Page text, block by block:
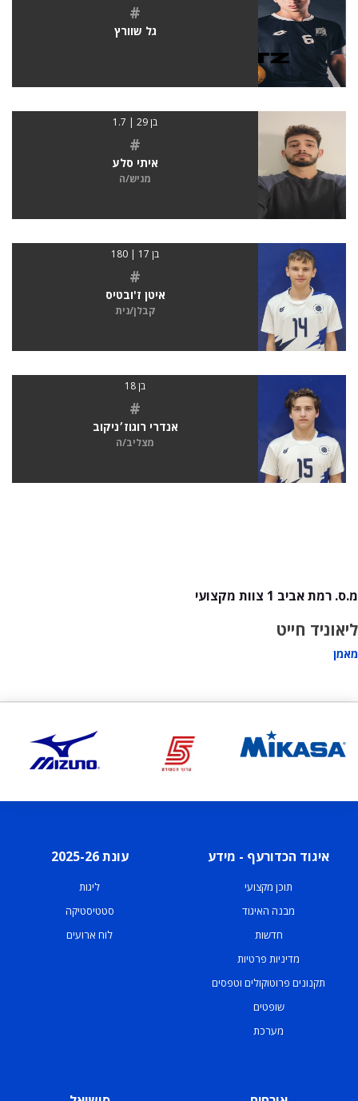
#
גל שוורץ
בן 29 | 1.7
#
איתי סלע
מגיש/ה
בן 17 | 180
#
איטן ז'ובטיס
קבלן/נית
בן 18
#
אנדרי רוגוז׳ניקוב
מצליב/ה
מ.ס. רמת אביב 1 צוות מקצועי
ליאוניד חייט
מאמן
איגוד הכדורעף - מידע
תוכן מקצועי
מבנה האיגוד
חדשות
מדיניות פרטיות
תקנונים פרוטוקולים וטפסים
שופטים
מערכת
עונת 2025-26
ליגות
סטטיסטיקה
לוח ארועים